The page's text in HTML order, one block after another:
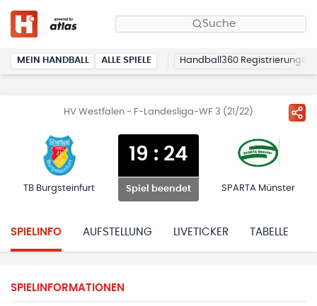
Suche
MEIN HANDBALL ALLE SPIELE Handball360 Registrierung
HV Westfalen - F-Landesliga-WF 3 (21/22)
TB Burgsteinfurt
19 : 24
Spiel beendet SPARTA Münster
SPIELINFO AUFSTELLUNG LIVETICKER TABELLE
SPIELINFORMATIONEN